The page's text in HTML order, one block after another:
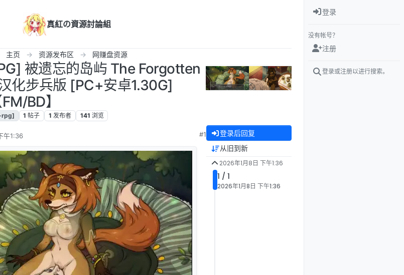
真紅の資源討論組
主页 资源发布区 网赚盘资源
被遗忘的岛屿 The Forgotten
化步兵版 [PC+安卓1.30G]
FM/BD】
1 帖子 1 发布者 141 浏览
午1:36 #1 登录后回复
从旧到新
2026年1月8日 下午1:36
1 / 1
2026年1月8日 下午1:36
登录
没有帐号？
注册
登录或注册以进行搜索。